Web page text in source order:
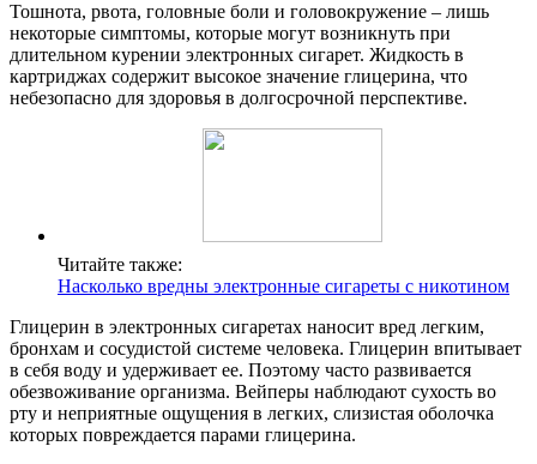
Тошнота, рвота, головные боли и головокружение – лишь
некоторые симптомы, которые могут возникнуть при
длительном курении электронных сигарет. Жидкость в
картриджах содержит высокое значение глицерина, что
небезопасно для здоровья в долгосрочной перспективе.
Читайте также:
Насколько вредны электронные сигареты с никотином
Глицерин в электронных сигаретах наносит вред легким,
бронхам и сосудистой системе человека. Глицерин впитывает
в себя воду и удерживает ее. Поэтому часто развивается
обезвоживание организма. Вейперы наблюдают сухость во
рту и неприятные ощущения в легких, слизистая оболочка
которых повреждается парами глицерина.